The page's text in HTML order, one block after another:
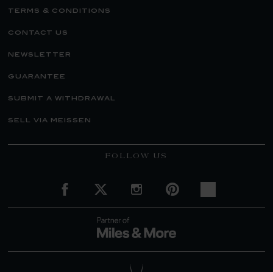
terms & conditions
contact us
newsletter
guarantee
submit a withdrawal
sell via meissen
FOLLOW US